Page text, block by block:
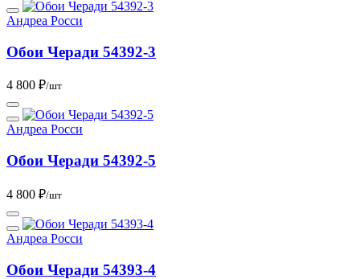
Андреа Росси
Обои Черади 54392-3
4 800 ₽/шт
Андреа Росси
Обои Черади 54392-5
4 800 ₽/шт
Андреа Росси
Обои Черади 54393-4